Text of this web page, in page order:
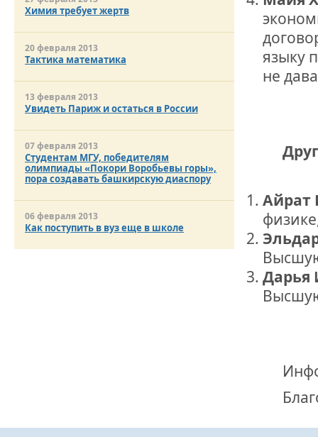
Химия требует жертв
20 февраля 2013
Тактика математика
13 февраля 2013
Увидеть Париж и остаться в России
07 февраля 2013
Студентам МГУ, победителям
олимпиады «Покори Воробьевы горы»,
пора создавать башкирскую диаспору
06 февраля 2013
Как поступить в вуз еще в школе
языку
не
Айрат
Дарья